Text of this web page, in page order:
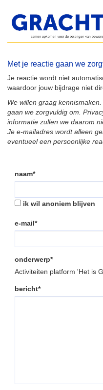
Met je reactie gaan we
Je reactie wordt niet
waardoor jouw bijdrage niet
We willen graag
gaan we zorgvuldig om.
informatie zullen we daarom
Je e-mailadres wordt alleen
eventueel een persoonlijke
naam*
ik wil anoniem blijven
e-mail*
onderwerp*
Activiteiten platform 'Het is
bericht*